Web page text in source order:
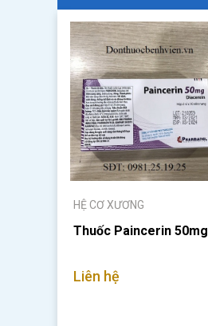
HỆ CƠ XƯƠNG
Thuốc Paincerin 50mg
Liên hệ